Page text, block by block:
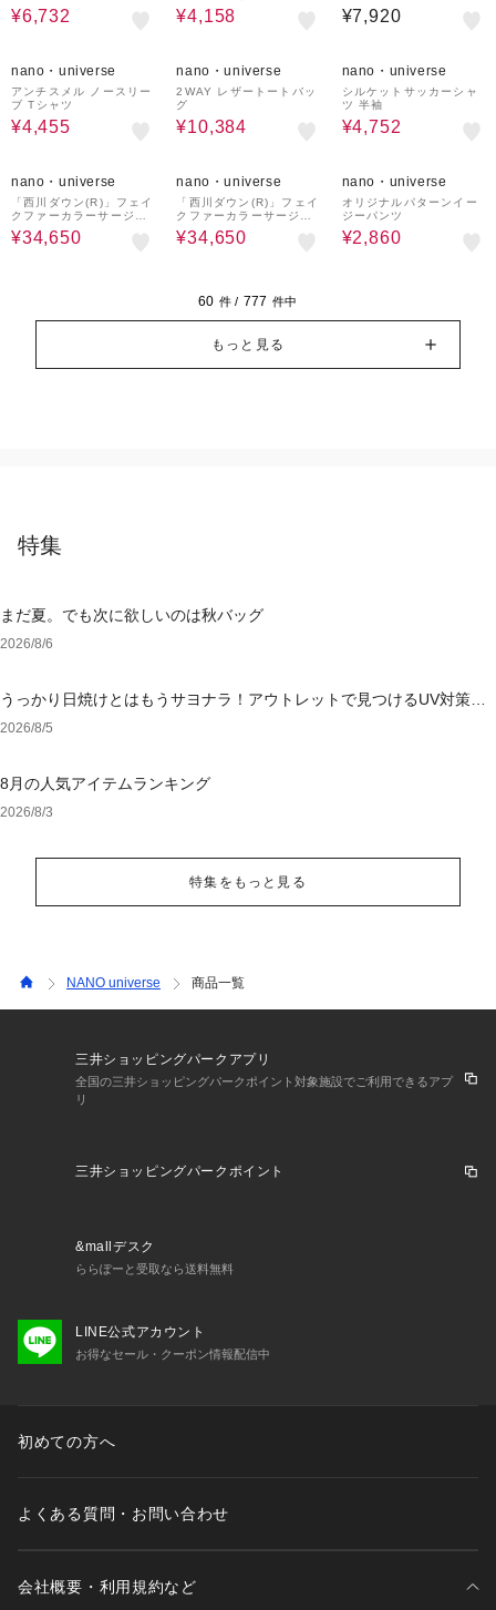
¥6,732
ルエットTシャツ
¥4,158 ¥7,920
nano・universe
アンチスメル ノースリー
ブ Tシャツ
¥4,455
nano・universe
2WAY レザートートバッ
グ
¥10,384
nano・universe
シルケットサッカーシャ
ツ 半袖
¥4,752
nano・universe
「西川ダウン(R)」フェイ
クファーカラーサージロ
ングダウン
¥34,650
nano・universe
「西川ダウン(R)」フェイ
クファーカラーサージロ
ングダウン
¥34,650
nano・universe
オリジナルパターンイー
ジーパンツ
¥2,860
60 件 / 777 件中
もっと見る
特集
まだ夏。でも次に欲しいのは秋バッグ
2026/8/6
うっかり日焼けとはもうサヨナラ！アウトレットで見つけるUV対策ウ
ェア
2026/8/5
8月の人気アイテムランキング
2026/8/3
特集をもっと見る
NANO universe 商品一覧
三井ショッピングパークアプリ
全国の三井ショッピングパークポイント対象施設でご利用できるアプ
リ
三井ショッピングパークポイント
&mallデスク
ららぽーと受取なら送料無料
LINE公式アカウント
お得なセール・クーポン情報配信中
初めての方へ
よくある質問・お問い合わせ
会社概要・利用規約など